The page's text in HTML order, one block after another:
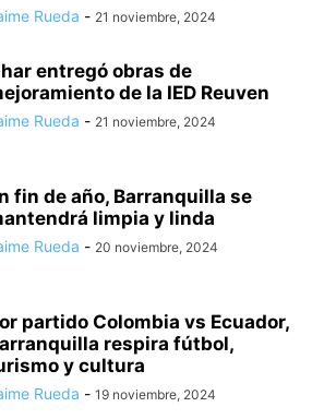
Rueda - 21 noviembre, 2024
entregó obras de
de la IED Reuven
Rueda - 21 noviembre, 2024
fin de año, Barranquilla se
limpia y linda
Rueda - 20 noviembre, 2024
partido Colombia vs Ecuador,
respira fútbol,
y cultura
Rueda - 19 noviembre, 2024